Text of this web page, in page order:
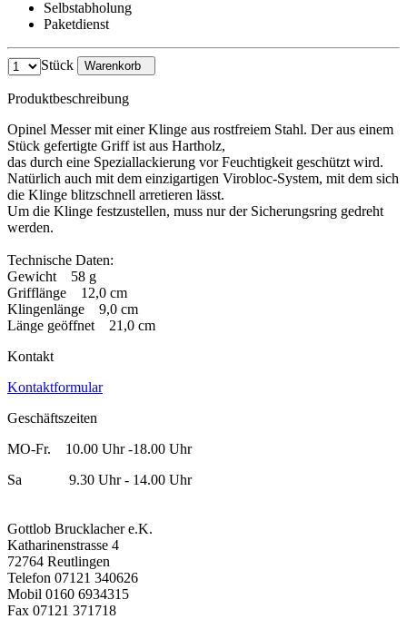
Selbstabholung
Paketdienst
Stück Warenkorb
Produktbeschreibung
Opinel Messer mit einer Klinge aus rostfreiem Stahl. Der aus einem
Stück gefertigte Griff ist aus Hartholz,
das durch eine Speziallackierung vor Feuchtigkeit geschützt wird.
Natürlich auch mit dem einzigartigen Virobloc-System, mit dem sich
die Klinge blitzschnell arretieren lässt.
Um die Klinge festzustellen, muss nur der Sicherungsring gedreht
werden.
Technische Daten:
Gewicht 58 g
Grifflänge 12,0 cm
Klingenlänge 9,0 cm
Länge geöffnet 21,0 cm
Kontakt
Kontaktformular
Geschäftszeiten
MO-Fr. 10.00 Uhr -18.00 Uhr
Sa 9.30 Uhr - 14.00 Uhr
Gottlob Brucklacher e.K.
Katharinenstrasse 4
72764 Reutlingen
Telefon 07121 340626
Mobil 0160 6934315
Fax 07121 371718